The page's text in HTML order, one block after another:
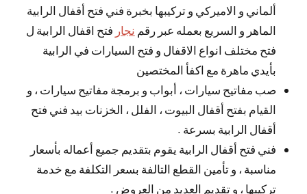
ألماني و الاميركي و تركيبها بخبرة فني فتح أقفال الرابية
الماهر و السريع بعمله عبر رقم نجار فتح اقفال الرابية ل
فتح مختلف انواع الاقفال و فتح السيارات في الرابية
بأيدي ماهرة مع اكفأ المختصين
صب مفاتيح سيارات ، أبواب و برمجة مفاتيح سيارات ، و
القيام بفتح أقفال البيوت ، الفلل ، الخزنات بيد فني فتح
أقفال الرابية بسرعة .
فني فتح أقفال الرابية يقوم بتقديم جميع أعماله بأسعار
مناسبة ، و تأمين القطع التالفة بسعر التكلفة مع خدمة
تركيبها ، و تقديم العديد من العروض .